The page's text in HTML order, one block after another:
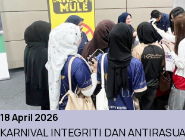
18 April 2026
KARNIVAL INTEGRITI DAN